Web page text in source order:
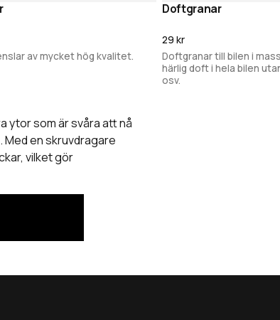
ytor som är svåra att nå
en skruvdragare
vilket gör
av mycket hög kvalitet.
Doftgranar
29 kr
Doftgranar till bilen i
härlig doft i hela bilen
osv.